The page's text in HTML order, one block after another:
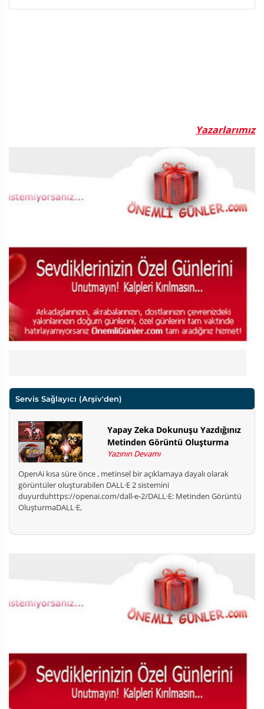
Yazarlarımız
Servis Sağlayıcı (Arşiv'den)
Yapay Zeka Dokunuşu Yazdığınız
Metinden Görüntü Oluşturma
Yazının Devamı
OpenAi kısa süre önce , metinsel bir açıklamaya dayalı olarak
görüntüler oluşturabilen DALL·E 2 sistemini
duyurduhttps://openai.com/dall-e-2/DALL·E: Metinden Görüntü
OluşturmaDALL·E,